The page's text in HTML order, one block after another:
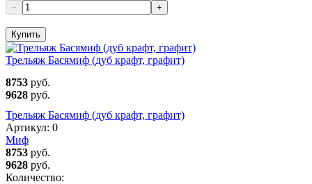
− +
Купить
Трельяж Басямиф (дуб крафт, графит)
8753 руб.
9628 руб.
Трельяж Басямиф (дуб крафт, графит)
Артикул: 0
Миф
8753 руб.
9628 руб.
Количество: